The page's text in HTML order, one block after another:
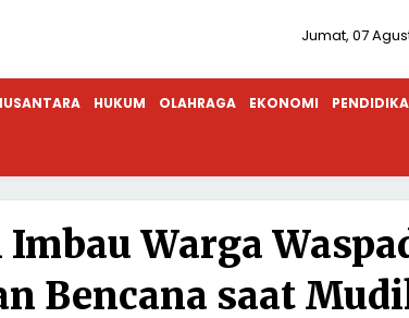
Jumat, 07
HUKUM OLAHRAGA EKONOMI
Warga
Bencana saat